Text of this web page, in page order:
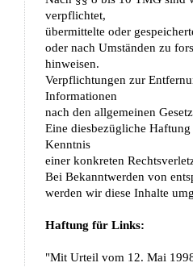
verpflichtet,
übermittelte oder
oder nach Umständen zu
hinweisen.
Verpflichtungen zur
Informationen
nach den allgemeinen
Eine diesbezügliche
Kenntnis
einer konkreten
Bei Bekanntwerden von
werden wir diese Inhalte
Haftung für Links:
"Mit Urteil vom 12. Mai